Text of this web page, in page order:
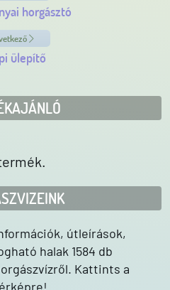
horgásztó
ülepítő
útleírások,
halak 1584 db
Kattints a